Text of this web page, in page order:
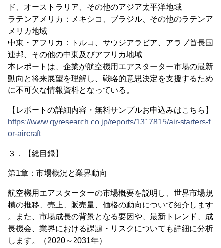
ド、オーストラリア、その他のアジア太平洋地域
ラテンアメリカ：メキシコ、ブラジル、その他のラテンア
メリカ地域
中東・アフリカ：トルコ、サウジアラビア、アラブ首長国
連邦、その他の中東及びアフリカ地域
本レポートは、企業が航空機用エアスターター市場の最新
動向と将来展望を理解し、戦略的意思決定を支援するため
に不可欠な情報資料となっている。
【レポートの詳細内容・無料サンプルお申込みはこちら】
https://www.qyresearch.co.jp/reports/1317815/air-starters-f
or-aircraft
３．【総目録】
第1章：市場概況と業界動向
航空機用エアスターターの市場概要を説明し、世界市場規
模の推移、売上、販売量、価格の動向について紹介します
。また、市場成長の背景となる要因や、最新トレンド、成
長機会、業界における課題・リスクについても詳細に分析
します。（2020～2031年）